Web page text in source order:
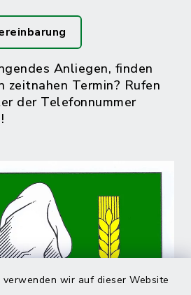
verwenden wir auf dieser Website
Anliegen, finden
zeitnahen Termin? Rufen
der Telefonnummer